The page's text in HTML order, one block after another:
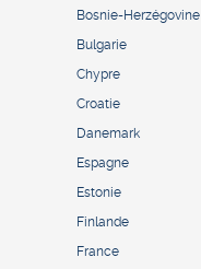
Bosnie-Herzégovine
Bulgarie
Chypre
Croatie
Danemark
Espagne
Estonie
Finlande
France